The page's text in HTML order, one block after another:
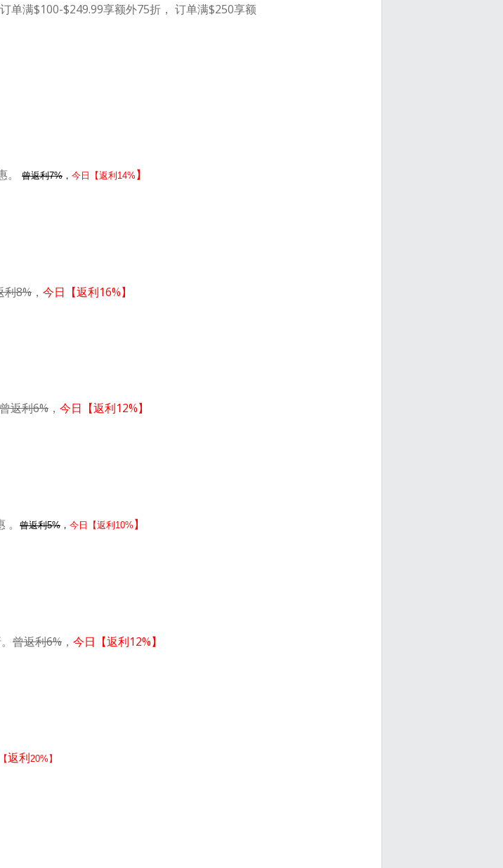
单满$100-$249.99享额外75折， 订单满$250享额
。 曾返利7% ， 今日【返利14% 】
利8% ， 今日【返利16%】
曾返利6% ， 今日【返利12%】
曾返利5% ， 今日【返利10% 】
曾返利6% ， 今日【返利12%】
返利20%】